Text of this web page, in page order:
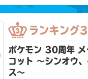
ランキング3
ポケモン 30周年 メ
コット 〜シンオウ
ス〜